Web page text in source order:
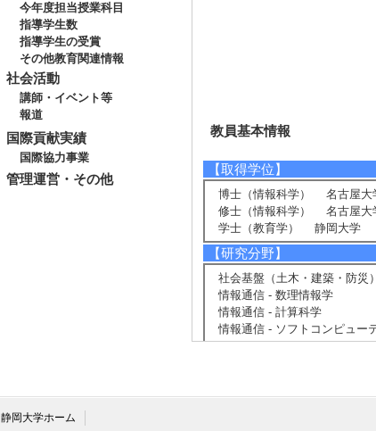
今年度担当授業科目
指導学生数
指導学生の受賞
その他教育関連情報
社会活動
講師・イベント等
報道
国際貢献実績
国際協力事業
管理運営・その他
教員基本情報
【取得学位】
博士（情報科学） 名古屋
修士（情報科学） 名古屋
学士（教育学） 静岡大学
【研究分野】
社会基盤（土木・建築・防災
情報通信 - 数理情報学
情報通信 - 計算科学
情報通信 - ソフトコンピュー
シミュレーション
静岡大学ホーム